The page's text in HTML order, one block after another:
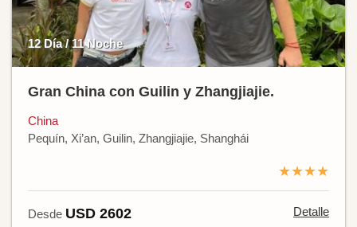
12 Día / 11 Noche
Gran China con Guilin y Zhangjiajie.
China
Pequín, Xi’an, Guilin, Zhangjiajie, Shanghái
★★★★
Desde USD 2602 Detalle